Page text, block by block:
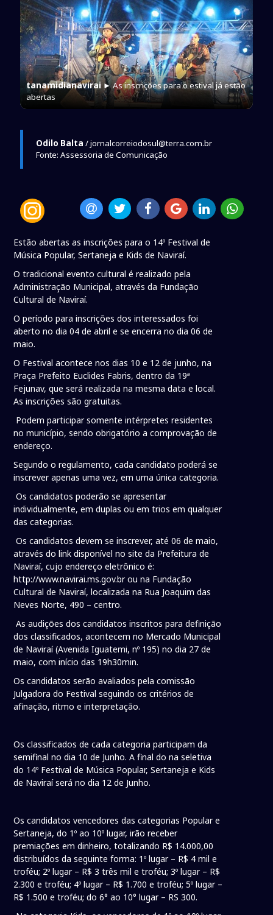
tanamidianavirai► As inscrições para o estival já estão
abertas
Odilo Balta / jornalcorreiodosul@terra.com.br
Fonte: Assessoria de Comunicação
Estão abertas as inscrições para o 14º Festival de
Música Popular, Sertaneja e Kids de Naviraí.
O tradicional evento cultural é realizado pela
Administração Municipal, através da Fundação
Cultural de Naviraí.
O período para inscrições dos interessados foi
aberto no dia 04 de abril e se encerra no dia 06 de
maio.
O Festival acontece nos dias 10 e 12 de junho, na
Praça Prefeito Euclides Fabris, dentro da 19ª
Fejunav, que será realizada na mesma data e local.
As inscrições são gratuitas.
Podem participar somente intérpretes residentes
no município, sendo obrigatório a comprovação de
endereço.
Segundo o regulamento, cada candidato poderá se
inscrever apenas uma vez, em uma única categoria.
Os candidatos poderão se apresentar
individualmente, em duplas ou em trios em qualquer
das categorias.
Os candidatos devem se inscrever, até 06 de maio,
através do link disponível no site da Prefeitura de
Naviraí, cujo endereço eletrônico é:
http://www.navirai.ms.gov.br ou na Fundação
Cultural de Naviraí, localizada na Rua Joaquim das
Neves Norte, 490 – centro.
As audições dos candidatos inscritos para definição
dos classificados, acontecem no Mercado Municipal
de Naviraí (Avenida Iguatemi, nº 195) no dia 27 de
maio, com início das 19h30min.
Os candidatos serão avaliados pela comissão
Julgadora do Festival seguindo os critérios de
afinação, ritmo e interpretação.
Os classificados de cada categoria participam da
semifinal no dia 10 de Junho. A final do na seletiva
do 14º Festival de Música Popular, Sertaneja e Kids
de Naviraí será no dia 12 de Junho.
Os candidatos vencedores das categorias Popular e
Sertaneja, do 1º ao 10º lugar, irão receber
premiações em dinheiro, totalizando R$ 14.000,00
distribuídos da seguinte forma: 1º lugar – R$ 4 mil e
troféu; 2º lugar – R$ 3 três mil e troféu; 3º lugar – R$
2.300 e troféu; 4º lugar – R$ 1.700 e troféu; 5º lugar –
R$ 1.500 e troféu; do 6° ao 10° lugar – RS 300.